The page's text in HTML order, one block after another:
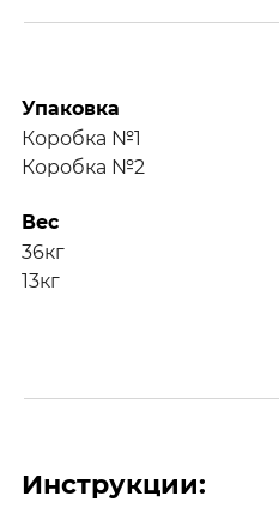
Упаковка
Коробка №1
Коробка №2
Вес
36кг
13кг
Инструкции: